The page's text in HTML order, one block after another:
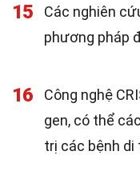
15
Các nghiên
phương pháp
16
Công nghệ
gen, có thể
trị các bệnh di